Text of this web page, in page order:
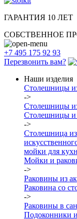
ГАРАНТИЯ 10 ЛЕТ
СОБСТВЕННОЕ
+7 495 175 92 93
Перезвонить вам?
Наши изделия
Столешницы
->
Столешницы
Столешницы
->
Столешница
мойки для
Мойки и
->
Раковины из
Раковина со
->
Раковины в
Подоконники